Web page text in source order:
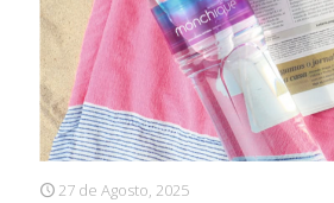
27 de Agosto, 2025